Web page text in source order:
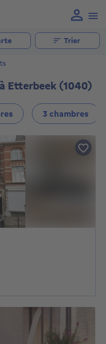
Trier
Etterbeek (1040)
3 chambres